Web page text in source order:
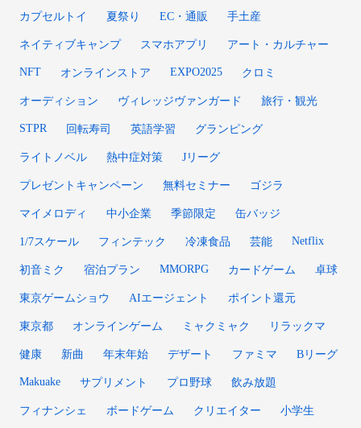
カプセルトイ 夏祭り EC・通販 手土産
ネイティブキャンプ スマホアプリ アート・カルチャー
NFT オンラインストア EXPO2025 クロミ
オーディション ヴィレッジヴァンガード 旅行・観光
STPR 回転寿司 英語学習 グランピング
ライトノベル 熱中症対策 Jリーグ
プレゼントキャンペーン 無料セミナー ゴジラ
マイメロディ 中小企業 季節限定 缶バッジ
1/7スケール フィンテック 冷凍食品 芸能 Netflix
初音ミク 宿泊プラン MMORPG カードゲーム 卓球
東京ゲームショウ AIエージェント ポイント還元
東京都 オンラインゲーム ミャクミャク リラックマ
健康 新曲 年末年始 デザート ファミマ Bリーグ
Makuake サプリメント プロ野球 飲み放題
フィナンシェ ボードゲーム クリエイター 小学生